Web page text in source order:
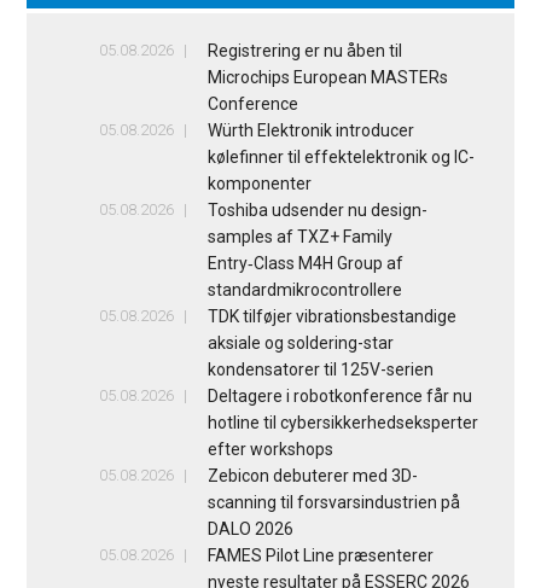
05.08.2026
Registrering er nu åben til
Microchips European MASTERs
Conference
05.08.2026
Würth Elektronik introducer
kølefinner til effektelektronik og IC-
komponenter
05.08.2026
Toshiba udsender nu design-
samples af TXZ+ Family
Entry‑Class M4H Group af
standardmikrocontrollere
05.08.2026
TDK tilføjer vibrationsbestandige
aksiale og soldering-star
kondensatorer til 125V-serien
05.08.2026
Deltagere i robotkonference får nu
hotline til cybersikkerhedseksperter
efter workshops
05.08.2026
Zebicon debuterer med 3D-
scanning til forsvarsindustrien på
DALO 2026
05.08.2026
FAMES Pilot Line præsenterer
nyeste resultater på ESSERC 2026